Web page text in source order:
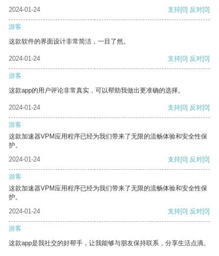
2024-01-24 支持[0] 反对[0]
游客
这款软件的界面设计非常简洁，一目了然。
2024-01-24 支持[0] 反对[0]
游客
这款app的用户评论非常真实，可以帮助我做出更准确的选择。
2024-01-24 支持[0] 反对[0]
游客
这款加速器VPM应用程序已经为我们带来了无限的流畅体验和安全性保
护。
2024-01-24
支持[0] 反对[0]
游客
这款加速器VPM应用程序已经为我们带来了无限的流畅体验和安全性保
护。
2024-01-24
支持[0] 反对[0]
游客
这款app是我社交的好帮手，让我能够与朋友保持联系，分享生活点滴。